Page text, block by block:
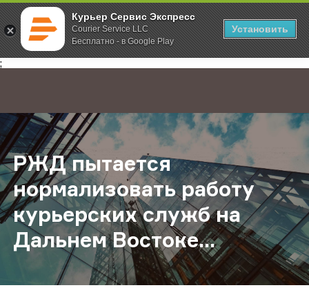
Курьер Сервис Экспресс
Courier Service LLC
Бесплатно - в Google Play
Установить
;
Главная О компании Новости РЖД пытается нормализовать
РЖД пытается
нормализовать работу
курьерских служб на
Дальнем Востоке...